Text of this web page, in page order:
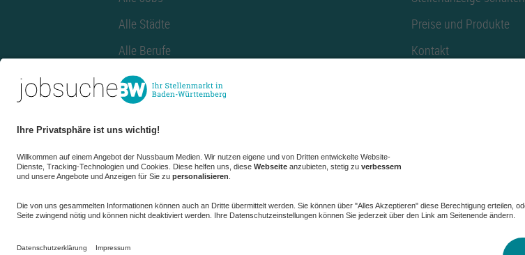
Alle Städte
Alle Berufe
Alle Berufe nach Stadt
Alle Tätigkeitsbereiche
Alle Tätigkeitsbereiche nach Stadt
azubiBW.de
Minijobs
Firmenprofil
Preise und Produkte
Kontakt